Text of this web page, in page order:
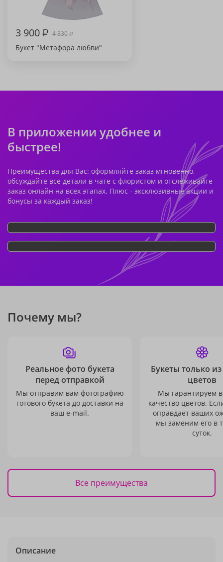
3 900₽ 4 330₽
Букет "Метафора любви"
В приложении удобнее и
быстрее!
Преимущества для Вас: оформляйте заказ мгновенно,
обсуждайте все детали в чате с флористом и отслеживайте
заказ онлайн на всех этапах. Плюс - эксклюзивные акции и
бонусы за каждый заказ!
Почему мы?
Реальное фото букета
перед отправкой
Мы отправим вам фотографию
готового букета до доставки на
ваш e-mail.
Букеты только
цветов
Мы гарантируем
качество цветов.
оправдает ваших
мы заменим его в
суток.
Все преимущества
Описание